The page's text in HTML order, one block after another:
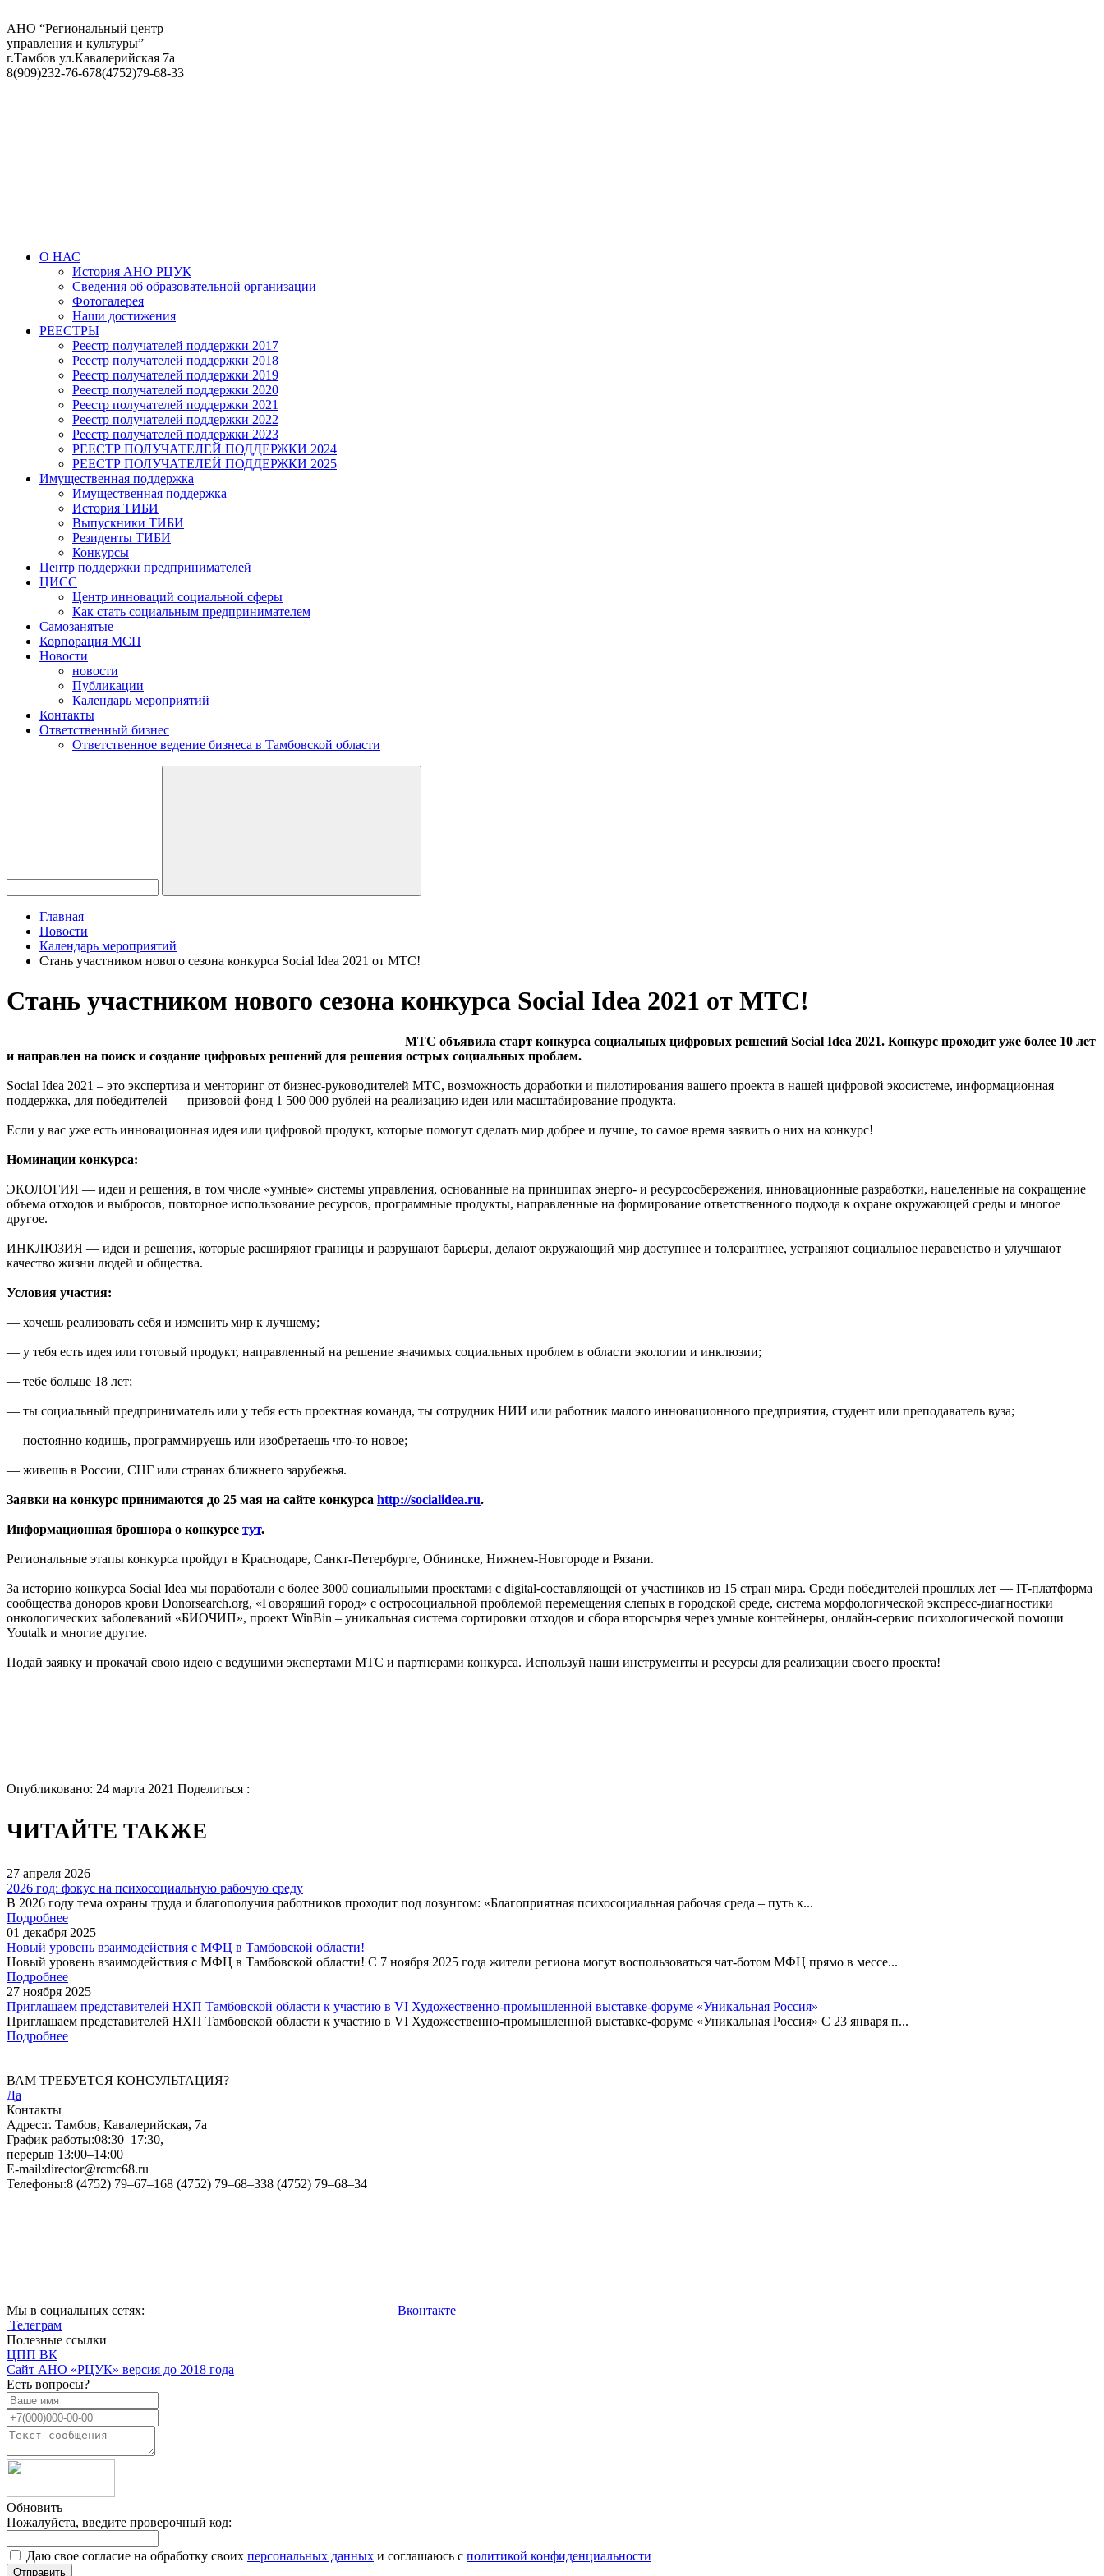
АНО “Региональный центр
управления и культуры”
г.Тамбов ул.Кавалерийская 7а
8(909)232-76-678(4752)79-68-33
О НАС
История АНО РЦУК
Сведения об образовательной организации
Фотогалерея
Наши достижения
РЕЕСТРЫ
Реестр получателей поддержки 2017
Реестр получателей поддержки 2018
Реестр получателей поддержки 2019
Реестр получателей поддержки 2020
Реестр получателей поддержки 2021
Реестр получателей поддержки 2022
Реестр получателей поддержки 2023
РЕЕСТР ПОЛУЧАТЕЛЕЙ ПОДДЕРЖКИ 2024
РЕЕСТР ПОЛУЧАТЕЛЕЙ ПОДДЕРЖКИ 2025
Имущественная поддержка
Имущественная поддержка
История ТИБИ
Выпускники ТИБИ
Резиденты ТИБИ
Конкурсы
Центр поддержки предпринимателей
ЦИСС
Центр инноваций социальной сферы
Как стать социальным предпринимателем
Самозанятые
Корпорация МСП
Новости
новости
Публикации
Календарь мероприятий
Контакты
Ответственный бизнес
Ответственное ведение бизнеса в Тамбовской области
Главная
Новости
Календарь мероприятий
Стань участником нового сезона конкурса Social Idea 2021 от МТС!
Стань участником нового сезона конкурса Social Idea 2021 от МТС!
МТС объявила старт конкурса социальных цифровых решений Social Idea 2021. Конкурс проходит уже более 10 лет
и направлен на поиск и создание цифровых решений для решения острых социальных проблем.
Social Idea 2021 – это экспертиза и менторинг от бизнес-руководителей МТС, возможность доработки и пилотирования вашего проекта в нашей цифровой экосистеме, информационная
поддержка, для победителей — призовой фонд 1 500 000 рублей на реализацию идеи или масштабирование продукта.
Если у вас уже есть инновационная идея или цифровой продукт, которые помогут сделать мир добрее и лучше, то самое время заявить о них на конкурс!
Номинации конкурса:
ЭКОЛОГИЯ — идеи и решения, в том числе «умные» системы управления, основанные на принципах энерго- и ресурсосбережения, инновационные разработки, нацеленные на сокращение
объема отходов и выбросов, повторное использование ресурсов, программные продукты, направленные на формирование ответственного подхода к охране окружающей среды и многое
другое.
ИНКЛЮЗИЯ — идеи и решения, которые расширяют границы и разрушают барьеры, делают окружающий мир доступнее и толерантнее, устраняют социальное неравенство и улучшают
качество жизни людей и общества.
Условия участия:
— хочешь реализовать себя и изменить мир к лучшему;
— у тебя есть идея или готовый продукт, направленный на решение значимых социальных проблем в области экологии и инклюзии;
— тебе больше 18 лет;
— ты социальный предприниматель или у тебя есть проектная команда, ты сотрудник НИИ или работник малого инновационного предприятия, студент или преподаватель вуза;
— постоянно кодишь, программируешь или изобретаешь что-то новое;
— живешь в России, СНГ или странах ближнего зарубежья.
Заявки на конкурс принимаются до 25 мая на сайте конкурса http://socialidea.ru.
Информационная брошюра о конкурсе тут.
Региональные этапы конкурса пройдут в Краснодаре, Санкт-Петербурге, Обнинске, Нижнем-Новгороде и Рязани.
За историю конкурса Social Idea мы поработали с более 3000 социальными проектами с digital-составляющей от участников из 15 стран мира. Среди победителей прошлых лет — IT-платформа
сообщества доноров крови Donorsearch.org, «Говорящий город» с остросоциальной проблемой перемещения слепых в городской среде, система морфологической экспресс-диагностики
онкологических заболеваний «БИОЧИП», проект WinBin – уникальная система сортировки отходов и сбора вторсырья через умные контейнеры, онлайн-сервис психологической помощи
Youtalk и многие другие.
Подай заявку и прокачай свою идею с ведущими экспертами МТС и партнерами конкурса. Используй наши инструменты и ресурсы для реализации своего проекта!
Опубликовано: 24 марта 2021 Поделиться :
ЧИТАЙТЕ ТАКЖЕ
27 апреля 2026
2026 год: фокус на психосоциальную рабочую среду
В 2026 году тема охраны труда и благополучия работников проходит под лозунгом: «Благоприятная психосоциальная рабочая среда – путь к...
Подробнее
01 декабря 2025
Новый уровень взаимодействия с МФЦ в Тамбовской области!
Новый уровень взаимодействия с МФЦ в Тамбовской области! С 7 ноября 2025 года жители региона могут воспользоваться чат-ботом МФЦ прямо в мессе...
Подробнее
27 ноября 2025
Приглашаем представителей НХП Тамбовской области к участию в VI Художественно-промышленной выставке-форуме «Уникальная Россия»
Приглашаем представителей НХП Тамбовской области к участию в VI Художественно-промышленной выставке-форуме «Уникальная Россия» С 23 января п...
Подробнее
ВАМ ТРЕБУЕТСЯ КОНСУЛЬТАЦИЯ?
Да
Контакты
Адрес:г. Тамбов, Кавалерийская, 7а
График работы:08:30–17:30,
перерыв 13:00–14:00
E-mail:director@rcmc68.ru
Телефоны:8 (4752) 79–67–168 (4752) 79–68–338 (4752) 79–68–34
Мы в социальных сетях:
Вконтакте
Телеграм
Полезные ссылки
ЦПП ВК
Cайт АНО «РЦУК» версия до 2018 года
Есть вопросы?
Обновить
Пожалуйста, введите проверочный код:
Даю свое согласие на обработку своих персональных данных и соглашаюсь с политикой конфиденциальности
Отправить